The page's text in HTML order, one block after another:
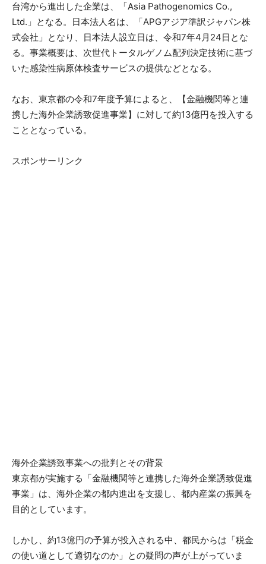
台湾から進出した企業は、「Asia Pathogenomics Co.,
Ltd.」となる。日本法人名は、「APGアジア準訳ジャパン株
式会社」となり、日本法人設立日は、令和7年4月24日とな
る。事業概要は、次世代トータルゲノム配列決定技術に基づ
いた感染性病原体検査サービスの提供などとなる。
なお、東京都の令和7年度予算によると、【金融機関等と連
携した海外企業誘致促進事業】に対して約13億円を投入する
こととなっている。
スポンサーリンク
海外企業誘致事業への批判とその背景
東京都が実施する「金融機関等と連携した海外企業誘致促進
事業」は、海外企業の都内進出を支援し、都内産業の振興を
目的としています。
しかし、約13億円の予算が投入される中、都民からは「税金
の使い道として適切なのか」との疑問の声が上がっていま